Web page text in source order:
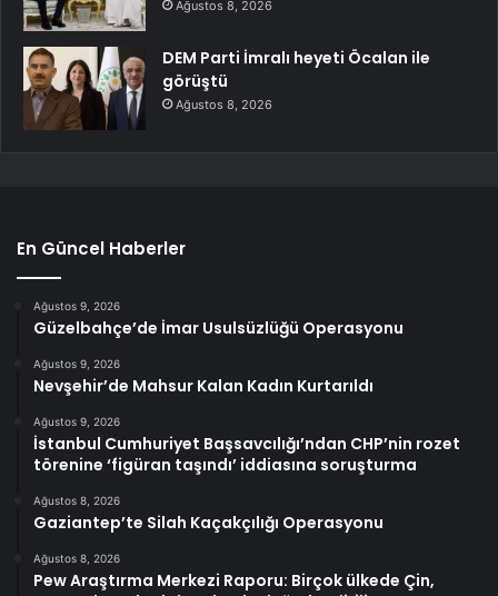
Ağustos 8, 2026
DEM Parti İmralı heyeti Öcalan ile
görüştü
Ağustos 8, 2026
En Güncel Haberler
Ağustos 9, 2026
Güzelbahçe’de İmar Usulsüzlüğü Operasyonu
Ağustos 9, 2026
Nevşehir’de Mahsur Kalan Kadın Kurtarıldı
Ağustos 9, 2026
İstanbul Cumhuriyet Başsavcılığı’ndan CHP’nin rozet
törenine ‘figüran taşındı’ iddiasına soruşturma
Ağustos 8, 2026
Gaziantep’te Silah Kaçakçılığı Operasyonu
Ağustos 8, 2026
Pew Araştırma Merkezi Raporu: Birçok ülkede Çin,